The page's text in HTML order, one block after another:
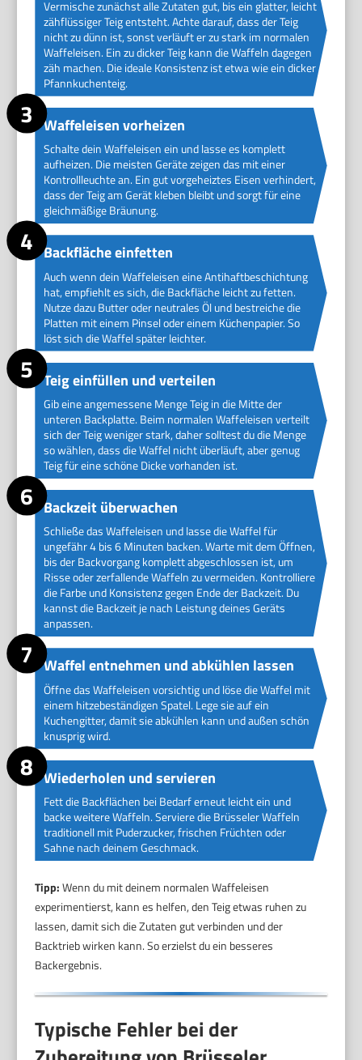
Vermische zunächst alle Zutaten gut, bis ein glatter, leicht
zähflüssiger Teig entsteht. Achte darauf, dass der Teig
nicht zu dünn ist, sonst verläuft er zu stark im normalen
Waffeleisen. Ein zu dicker Teig kann die Waffeln dagegen
zäh machen. Die ideale Konsistenz ist etwa wie ein dicker
Pfannkuchenteig.
Waffeleisen vorheizen
Schalte dein Waffeleisen ein und lasse es komplett
aufheizen. Die meisten Geräte zeigen das mit einer
Kontrollleuchte an. Ein gut vorgeheiztes Eisen verhindert,
dass der Teig am Gerät kleben bleibt und sorgt für eine
gleichmäßige Bräunung.
Backfläche einfetten
Auch wenn dein Waffeleisen eine Antihaftbeschichtung
hat, empfiehlt es sich, die Backfläche leicht zu fetten.
Nutze dazu Butter oder neutrales Öl und bestreiche die
Platten mit einem Pinsel oder einem Küchenpapier. So
löst sich die Waffel später leichter.
Teig einfüllen und verteilen
Gib eine angemessene Menge Teig in die Mitte der
unteren Backplatte. Beim normalen Waffeleisen verteilt
sich der Teig weniger stark, daher solltest du die Menge
so wählen, dass die Waffel nicht überläuft, aber genug
Teig für eine schöne Dicke vorhanden ist.
Backzeit überwachen
Schließe das Waffeleisen und lasse die Waffel für
ungefähr 4 bis 6 Minuten backen. Warte mit dem Öffnen,
bis der Backvorgang komplett abgeschlossen ist, um
Risse oder zerfallende Waffeln zu vermeiden. Kontrolliere
die Farbe und Konsistenz gegen Ende der Backzeit. Du
kannst die Backzeit je nach Leistung deines Geräts
anpassen.
Waffel entnehmen und abkühlen lassen
Öffne das Waffeleisen vorsichtig und löse die Waffel mit
einem hitzebeständigen Spatel. Lege sie auf ein
Kuchengitter, damit sie abkühlen kann und außen schön
knusprig wird.
Wiederholen und servieren
Fett die Backflächen bei Bedarf erneut leicht ein und
backe weitere Waffeln. Serviere die Brüsseler Waffeln
traditionell mit Puderzucker, frischen Früchten oder
Sahne nach deinem Geschmack.
Tipp:Wenn du mit deinem normalen Waffeleisen
experimentierst, kann es helfen, den Teig etwas ruhen zu
lassen, damit sich die Zutaten gut verbinden und der
Backtrieb wirken kann. So erzielst du ein besseres
Backergebnis.
Typische Fehler bei der